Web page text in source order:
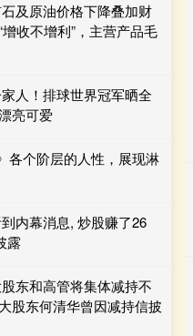
及原油价格下降叠加财
收不增利”，主营产品毛
人！排球世界冠军晒全
亮可爱
各个阶层的人性，展现淋
内幕消息, 炒股赚了26
露
东和高管将集体减持不
股东何清华曾因减持信披